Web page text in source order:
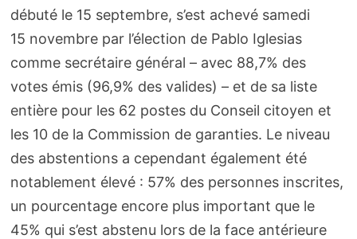
débuté le 15 septembre, s’est achevé samedi
15 novembre par l’élection de Pablo Iglesias
comme secrétaire général – avec 88,7% des
votes émis (96,9% des valides) – et de sa liste
entière pour les 62 postes du Conseil citoyen et
les 10 de la Commission de garanties. Le niveau
des abstentions a cependant également été
notablement élevé : 57% des personnes inscrites,
un pourcentage encore plus important que le
45% qui s’est abstenu lors de la face antérieure